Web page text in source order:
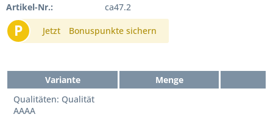
Artikel-Nr.: ca47.2
P Jetzt Bonuspunkte sichern
Variante
Menge
Qualitäten: Qualität
AAAA